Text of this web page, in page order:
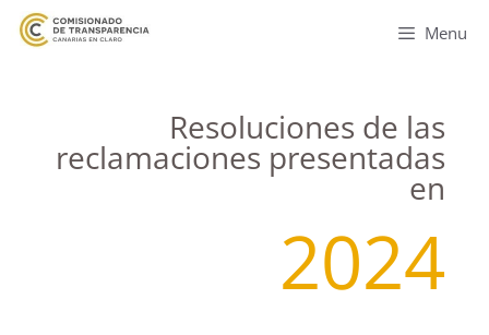
Menu
Resoluciones de las
reclamaciones presentadas
en
2024